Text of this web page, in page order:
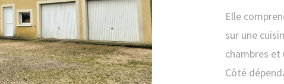
Elle
sur une
chambres et
Côté